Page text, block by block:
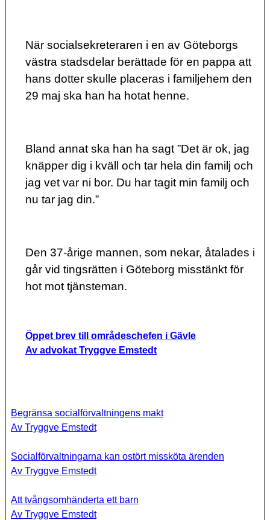
När socialsekreteraren i en av Göteborgs
västra stadsdelar berättade för en pappa att
hans dotter skulle placeras i familjehem den
29 maj ska han ha hotat henne.
Bland annat ska han ha sagt ”Det är ok, jag
knäpper dig i kväll och tar hela din familj och
jag vet var ni bor. Du har tagit min familj och
nu tar jag din.”
Den 37-årige mannen, som nekar, åtalades i
går vid tingsrätten i Göteborg misstänkt för
hot mot tjänsteman.
Öppet brev till områdeschefen i Gävle
Av advokat Tryggve Emstedt
Begränsa socialförvaltningens makt
Av Tryggve Emstedt
Socialförvaltningarna kan ostört missköta ärenden
Av Tryggve Emstedt
Att tvångsomhänderta ett barn
Av Tryggve Emstedt